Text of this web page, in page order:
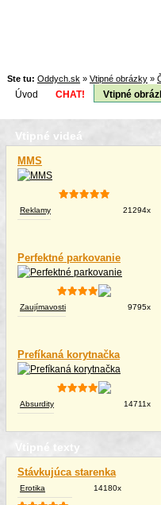
Ste tu: Oddych.sk » Vtipné obrázky »
Úvod CHAT! Vtipné
Vtipné videá
MMS
Reklamy 21294x
Perfektné parkovanie
Zaujímavosti 9795x
Prefíkaná korytnačka
Absurdity 14711x
Vtipné texty
Stávkujúca starenka
Erotika 14180x